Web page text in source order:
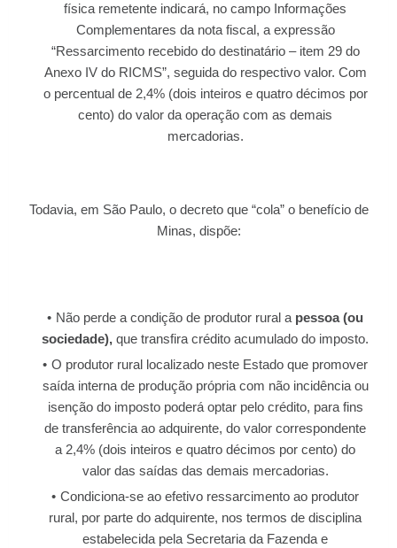
física remetente indicará, no campo Informações
Complementares da nota fiscal, a expressão
“Ressarcimento recebido do destinatário – item 29 do
Anexo IV do RICMS”, seguida do respectivo valor. Com
o percentual de 2,4% (dois inteiros e quatro décimos por
cento) do valor da operação com as demais
mercadorias.
Todavia, em São Paulo, o decreto que “cola” o benefício de
Minas, dispõe:
Não perde a condição de produtor rural a pessoa (ou
sociedade), que transfira crédito acumulado do imposto.
O produtor rural localizado neste Estado que promover
saída interna de produção própria com não incidência ou
isenção do imposto poderá optar pelo crédito, para fins
de transferência ao adquirente, do valor correspondente
a 2,4% (dois inteiros e quatro décimos por cento) do
valor das saídas das demais mercadorias.
Condiciona-se ao efetivo ressarcimento ao produtor
rural, por parte do adquirente, nos termos de disciplina
estabelecida pela Secretaria da Fazenda e